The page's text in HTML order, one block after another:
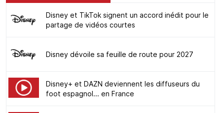
Disney et TikTok signent un accord inédit pour le
partage de vidéos courtes
Disney dévoile sa feuille de route pour 2027
Disney+ et DAZN deviennent les diffuseurs du
foot espagnol... en France